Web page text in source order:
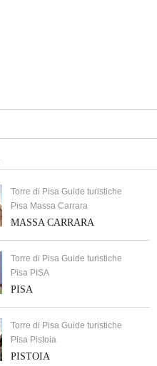
Torre di Pisa Guide turistiche
Pisa Massa Carrara
MASSA CARRARA
Torre di Pisa Guide turistiche
Pisa PISA
PISA
Torre di Pisa Guide turistiche
Pisa Pistoia
PISTOIA